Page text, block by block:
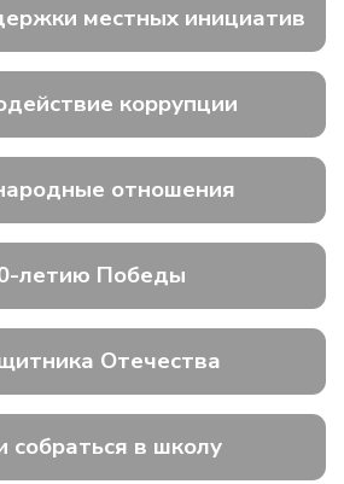
местных инициатив
коррупции
отношения
летию Победы
Отечества
собраться в школу